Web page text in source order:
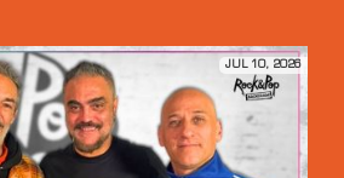
JUL 10, 2026